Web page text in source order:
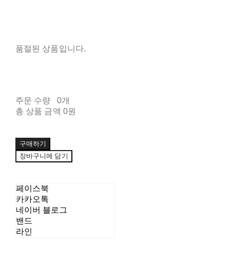
품절된 상품입니다.
주문 수량
0개
총 상품 금액 0원
구매하기
장바구니에 담기
페이스북
카카오톡
네이버 블로그
밴드
라인